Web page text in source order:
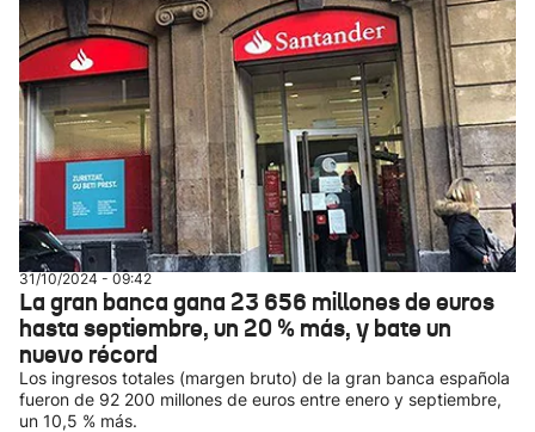
31/10/2024 - 09:42
La gran banca gana 23 656 millones de euros
hasta septiembre, un 20 % más, y bate un
nuevo récord
Los ingresos totales (margen bruto) de la gran banca española
fueron de 92 200 millones de euros entre enero y septiembre,
un 10,5 % más.